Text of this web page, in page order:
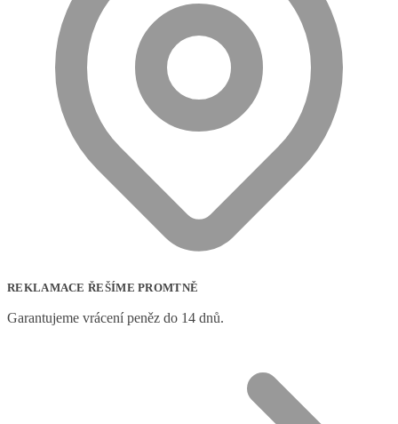
REKLAMACE ŘEŠÍME PROMTNĚ
Garantujeme vrácení peněz do 14 dnů.